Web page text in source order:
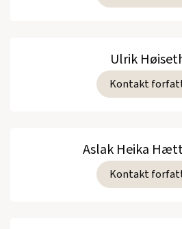
Ulrik
Kontakt
Aslak Heika
Kontakt